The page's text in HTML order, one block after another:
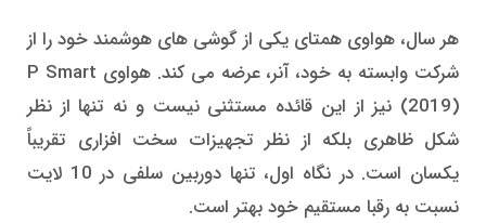
هر سال، هواوی همتای یکی از گوشی های هوشمند خود را از
شرکت وابسته به خود، آنر، عرضه می کند. هواوی P Smart
(2019) نیز از این قائده مستثنی نیست و نه تنها از نظر
شکل ظاهری بلکه از نظر تجهیزات سخت افزاری تقریباً
یکسان است. در نگاه اول، تنها دوربین سلفی در 10 لایت
نسبت به رقبا مستقیم خود بهتر است.